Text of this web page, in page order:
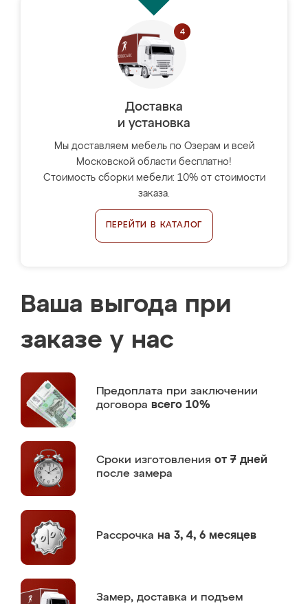
Доставка
и установка
Мы доставляем мебель по Озерам и всей
Московской области бесплатно!
Стоимость сборки мебели: 10% от стоимости
заказа.
ПЕРЕЙТИ В КАТАЛОГ
Ваша выгода при
заказе у нас
Предоплата при заключении
договора всего 10%
Сроки изготовления от 7 дней
после замера
Рассрочка на 3, 4, 6 месяцев
Замер, доставка и подъем